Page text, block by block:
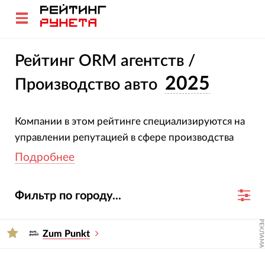
Рейтинг ORM агентств /
Производство авто 2025
Компании в этом рейтинге специализируются на
управлении репутацией в сфере производства
авто. Все участники подтвердили свою
отраслевой экспертизы и достижений за 2023-
Подробнее
Фильтр по городу...
Zum Punkt РЕКЛАМА